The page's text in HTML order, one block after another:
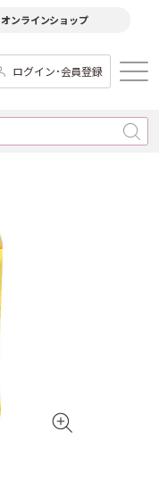
オンラインショップ
ログイン･会員登録